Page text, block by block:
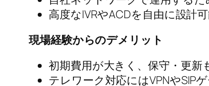
高度なIVRやACDを自由に設計
現場経験からのデメリット
初期費用が大きく、保守・更新
テレワーク対応にはVPNやSIP